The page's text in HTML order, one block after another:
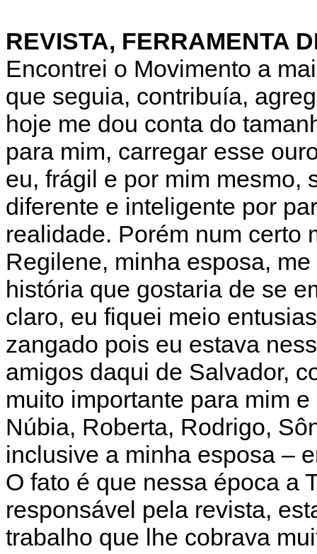
REVISTA, FERRAMENTA
Encontrei o Movimento a
que seguia, contribuía,
hoje me dou conta do
para mim, carregar esse
eu, frágil e por mim mesmo,
diferente e inteligente por
realidade. Porém num certo
Regilene, minha esposa,
história que gostaria de se
claro, eu fiquei meio
zangado pois eu estava
amigos daqui de Salvador,
muito importante para mim
Núbia, Roberta, Rodrigo,
inclusive a minha esposa –
O fato é que nessa época a
responsável pela revista,
trabalho que lhe cobrava